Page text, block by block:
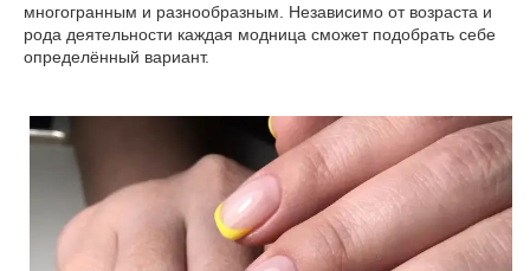
многогранным и разнообразным. Независимо от возраста и
рода деятельности каждая модница сможет подобрать себе
определённый вариант.